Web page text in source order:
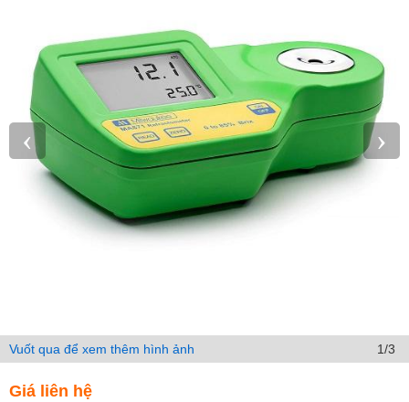
‹ ›
Vuốt qua để xem thêm hình ảnh 1/3
Giá liên hệ